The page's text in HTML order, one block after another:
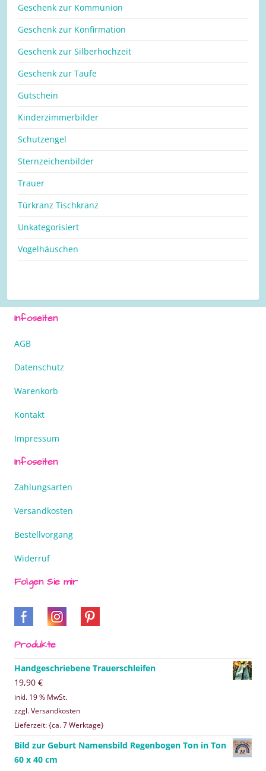
Geschenk zur Kommunion
Geschenk zur Konfirmation
Geschenk zur Silberhochzeit
Geschenk zur Taufe
Gutschein
Kinderzimmerbilder
Schutzengel
Sternzeichenbilder
Trauer
Türkranz Tischkranz
Unkategorisiert
Vogelhäuschen
Infoseiten
AGB
Datenschutz
Warenkorb
Kontakt
Impressum
Infoseiten
Zahlungsarten
Versandkosten
Bestellvorgang
Widerruf
Folgen Sie mir
Produkte
Handgeschriebene Trauerschleifen
19,90 €
inkl. 19 % MwSt.
zzgl. Versandkosten
Lieferzeit: {ca. 7 Werktage}
Bild zur Geburt Namensbild Regenbogen Ton in Ton
60 x 40 cm